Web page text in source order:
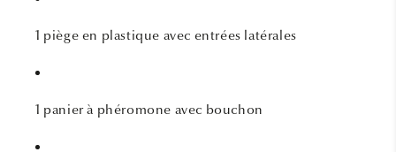
1 piège en plastique avec entrées latérales
1 panier à phéromone avec bouchon